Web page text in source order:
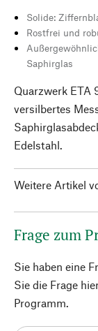
Solide:
Rostfrei und
Saphirglas
Quarzwerk ETA
versilbertes
Edelstahl.
Weitere Artikel
Frage zum
Sie haben eine
Sie die Frage
Programm.